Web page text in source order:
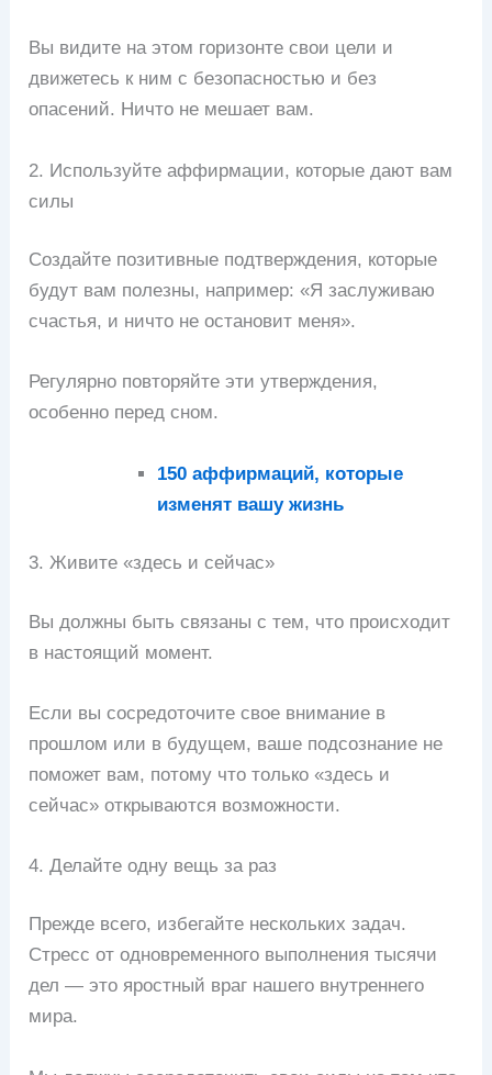
Вы видите на этом горизонте свои цели и
движетесь к ним с безопасностью и без
опасений. Ничто не мешает вам.
2. Используйте аффирмации, которые дают вам
силы
Создайте позитивные подтверждения, которые
будут вам полезны, например: «Я заслуживаю
счастья, и ничто не остановит меня».
Регулярно повторяйте эти утверждения,
особенно перед сном.
150 аффирмаций, которые
изменят вашу жизнь
3. Живите «здесь и сейчас»
Вы должны быть связаны с тем, что происходит
в настоящий момент.
Если вы сосредоточите свое внимание в
прошлом или в будущем, ваше подсознание не
поможет вам, потому что только «здесь и
сейчас» открываются возможности.
4. Делайте одну вещь за раз
Прежде всего, избегайте нескольких задач.
Стресс от одновременного выполнения тысячи
дел — это яростный враг нашего внутреннего
мира.